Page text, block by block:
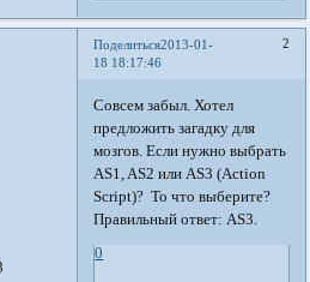
Поделиться 2
2013-01-
18 18:17:46
Совсем забыл. Хотел
предложить загадку для
мозгов. Если нужно выбрать
AS1, AS2 или AS3 (Action
Script)? То что выберите?
Правильный ответ: AS3.
0